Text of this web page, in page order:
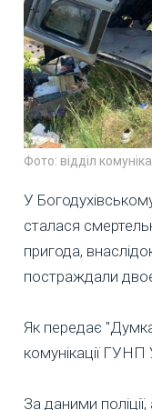
Фото: відділ
У
сталася
пригода,
постраждали
Як передає
комунікації ГУНП
За даними